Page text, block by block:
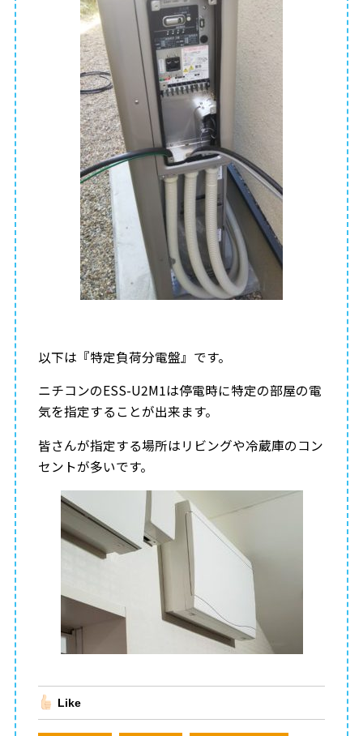
以下は『特定負荷分電盤』です。
ニチコンのESS-U2M1は停電時に特定の部屋の電
気を指定することが出来ます。
皆さんが指定する場所はリビングや冷蔵庫のコン
セントが多いです。
Like